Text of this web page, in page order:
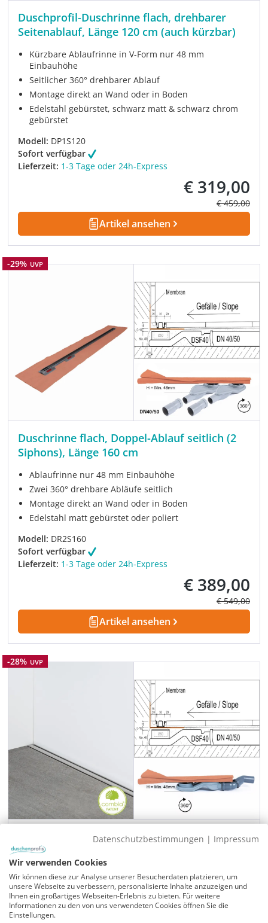
Duschprofil-Duschrinne flach, drehbarer
Seitenablauf, Länge 120 cm (auch kürzbar)
Kürzbare Ablaufrinne in V-Form nur 48 mm
Einbauhöhe
Seitlicher 360° drehbarer Ablauf
Montage direkt an Wand oder in Boden
Edelstahl gebürstet, schwarz matt & schwarz chrom
gebürstet
Modell: DP1S120
Sofort verfügbar
Lieferzeit: 1-3 Tage oder 24h-Express
Verkaufspreis:
€ 319,00
Regulärer
€ 459,00
Artikel ansehen
Rabatt
-29% UVP
Duschrinne flach, Doppel-Ablauf seitlich (2
Siphons), Länge 160 cm
Ablaufrinne nur 48 mm Einbauhöhe
Zwei 360° drehbare Abläufe seitlich
Montage direkt an Wand oder in Boden
Edelstahl matt gebürstet oder poliert
Modell: DR2S160
Sofort verfügbar
Lieferzeit: 1-3 Tage oder 24h-Express
Verkaufspreis:
€ 389,00
Regulärer
€ 549,00
Artikel ansehen
Rabatt
-28% UVP
Duschrinne kürzbar, drehbarer Ablauf in der
Mitte, Länge 90-160 cm
Kürzbare Ablaufrinne nur 48 mm Einbauhöhe
Mittiger 360° drehbarer Ablauf
Montage direkt an Wand oder in Boden
Edelstahl matt gebürstet oder poliert
Datenschutzbestimmungen | Impressum
Wir verwenden Cookies
Wir können diese zur Analyse unserer Besucherdaten platzieren, um
unsere Webseite zu verbessern, personalisierte Inhalte anzuzeigen und
Ihnen ein großartiges Webseiten-Erlebnis zu bieten. Für weitere
Informationen zu den von uns verwendeten Cookies öffnen Sie die
Einstellungen.